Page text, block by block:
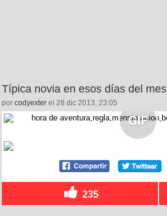
Típica novia en esos días del mes
por codyexter el 28 dic 2013, 23:05
235